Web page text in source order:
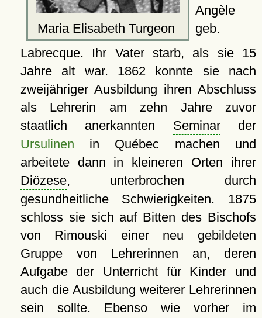
Maria Elisabeth Turgeon
Angèle
geb.
Labrecque. Ihr Vater starb, als sie 15
Jahre alt war. 1862 konnte sie nach
zweijähriger Ausbildung ihren Abschluss
als Lehrerin am zehn Jahre zuvor
staatlich anerkannten Seminarder
Ursulinen in Québec machen und
arbeitete dann in kleineren Orten ihrer
Diözese, unterbrochen durch
gesundheitliche Schwierigkeiten. 1875
schloss sie sich auf Bitten des Bischofs
von Rimouski einer neu gebildeten
Gruppe von Lehrerinnen an, deren
Aufgabe der Unterricht für Kinder und
auch die Ausbildung weiterer Lehrerinnen
sein sollte. Ebenso wie vorher im